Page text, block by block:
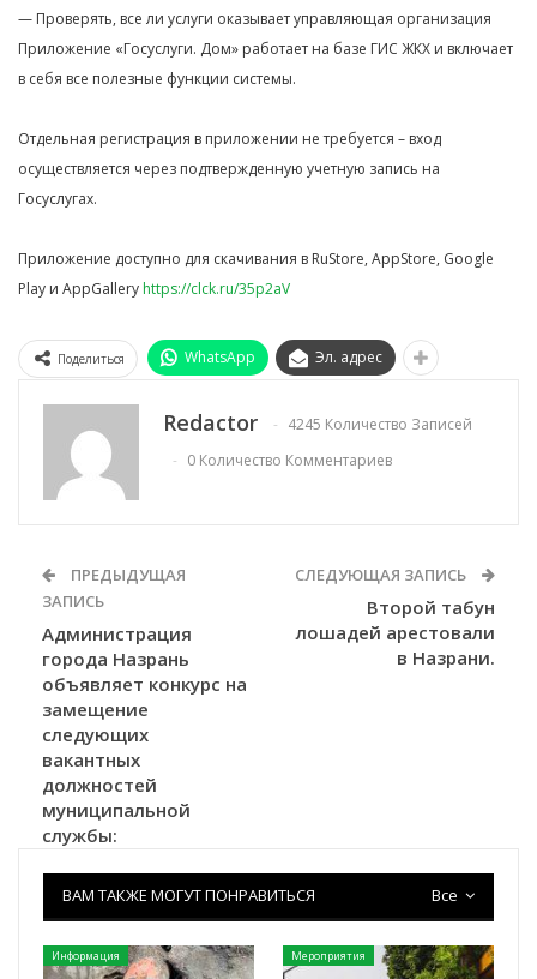
— Проверять, все ли услуги оказывает управляющая организация
Приложение «Госуслуги. Дом» работает на базе ГИС ЖКХ и включает
в себя все полезные функции системы.
Отдельная регистрация в приложении не требуется – вход
осуществляется через подтвержденную учетную запись на
Госуслугах.
Приложение доступно для скачивания в RuStore, AppStore, Google
Play и AppGallery https://clck.ru/35p2aV
Поделиться WhatsApp Эл. адрес
Redactor
4245 Количество Записей
0 Количество Комментариев
ПРЕДЫДУЩАЯ
ЗАПИСЬ
Администрация
города Назрань
объявляет конкурс на
замещение
следующих
вакантных
должностей
муниципальной
службы:
СЛЕДУЮЩАЯ ЗАПИСЬ
Второй табун
лошадей арестовали
в Назрани.
Все
ВАМ ТАКЖЕ МОГУТ ПОНРАВИТЬСЯ
Информация Мероприятия